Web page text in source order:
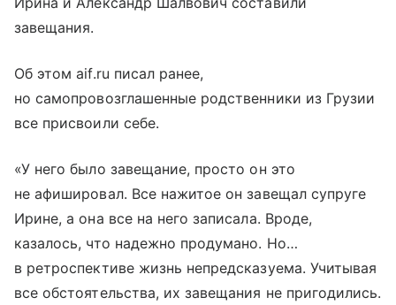
завещания.
Об этом aif.ru писал ранее,
но самопровозглашенные родственники из Грузии
все присвоили себе.
«У него было завещание, просто он это
не афишировал. Все нажитое он завещал супруге
Ирине, а она все на него записала. Вроде,
казалось, что надежно продумано. Но…
в ретроспективе жизнь непредсказуема. Учитывая
все обстоятельства, их завещания не пригодились.